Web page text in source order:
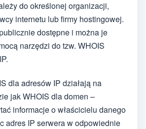
do określonej organizacji,
internetu lub firmy hostingowej.
dostępne i można je
narzędzi do tzw. WHOIS
dla adresów IP działają na
jak WHOIS dla domen –
informacje o właścicielu danego
adres IP serwera w odpowiednie